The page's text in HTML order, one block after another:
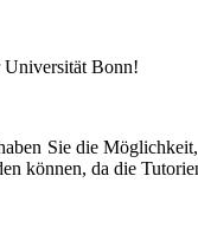
Universität Bonn!
Sie die Möglichkeit,
können, da die